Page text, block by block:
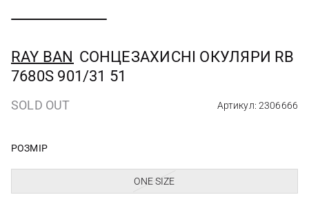
RAY BAN СОНЦЕЗАХИСНІ ОКУЛЯРИ RB
7680S 901/31 51
SOLD OUT Артикул: 2306666
РОЗМІР
ONE SIZE